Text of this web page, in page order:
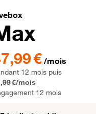
12 mois€ par mois pendant 12
€/mois
12 mois puis
€/mois
12 mois